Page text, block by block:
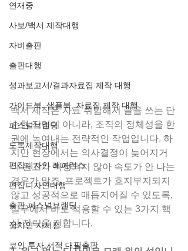
연재중
사보/백서 제작대행
자비출판
출판대행
성과보고서/결과자료집 제작 대행
가이드북, 샘플북, 자료집 제작 대행
퍼스널브랜딩
도록제작대행
편집디자인 레퍼런스
편집디자인대행
출판 퍼스널브랜딩
정치인 자서전
코인 투자 서적 대필출판
백서 제작은 자료 취합해서 글을 쓰는 단
순한 작업이 아니라, 조직의 정체성을 한
권에 녹여내는 전략적인 작업입니다. 하
지만 현장에서는 의사결정이 늦어지거
나 원고가 확정되지 않아 속도가 안 나는
경우가 많죠. 프로젝트가 흐지부지되지
않고 성공적으로 매듭지어질 수 있도록,
실무에서 바로 적용할 수 있는 3가지 핵
심 전략을 전합니다.